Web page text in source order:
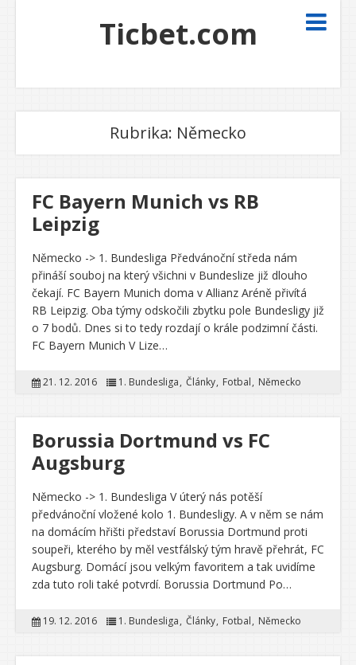
Ticbet.com
Rubrika: Německo
FC Bayern Munich vs RB
Leipzig
Německo -> 1. Bundesliga Předvánoční středa nám
přináší souboj na který všichni v Bundeslize již dlouho
čekají. FC Bayern Munich doma v Allianz Aréně přivítá
RB Leipzig. Oba týmy odskočili zbytku pole Bundesligy již
o 7 bodů. Dnes si to tedy rozdají o krále podzimní části.
FC Bayern Munich V Lize…
21. 12. 2016 1. Bundesliga Články Fotbal Německo
Borussia Dortmund vs FC
Augsburg
Německo -> 1. Bundesliga V úterý nás potěší
předvánoční vložené kolo 1. Bundesligy. A v něm se nám
na domácím hřišti představí Borussia Dortmund proti
soupeři, kterého by měl vestfálský tým hravě přehrát, FC
Augsburg. Domácí jsou velkým favoritem a tak uvidíme
zda tuto roli také potvrdí. Borussia Dortmund Po…
19. 12. 2016 1. Bundesliga Články Fotbal Německo